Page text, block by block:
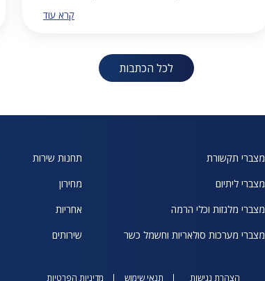
קרא עוד
לכל הכתבות
מצברי תקשורת
מצברי ליתיום
מצברי מלגזות וכלי הרמה
מצברי מערכות סולאריות וחשמל כשר
תחנות שירות
מחירון
אחריות
שירותים
הצהרת נגישות תנאי שימוש מדיניות הפרטיות